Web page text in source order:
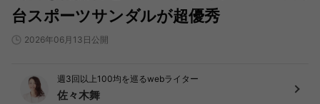
台スポーツサンダルが超優秀
2026年06月13日公開
週3回以上100均を巡るwebライター
佐々木舞